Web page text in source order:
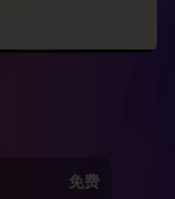
免费